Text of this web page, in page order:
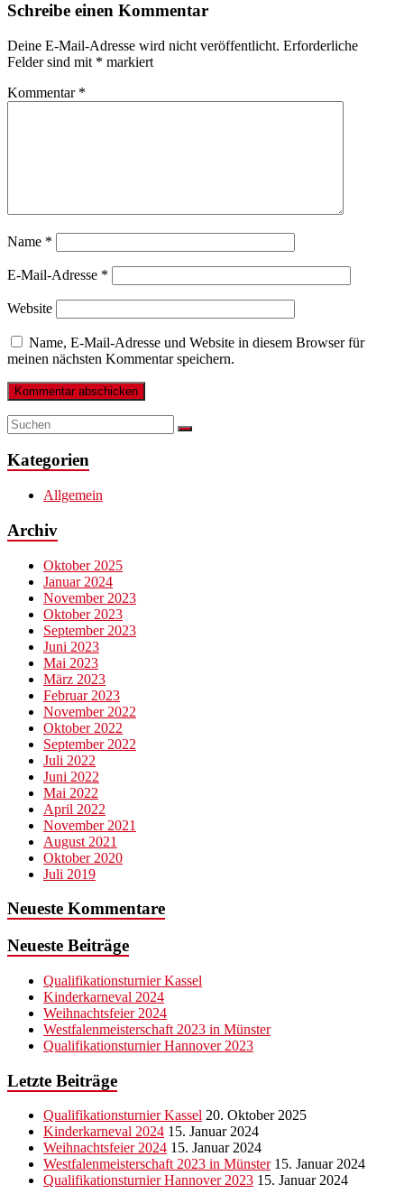
Schreibe einen Kommentar
Deine E-Mail-Adresse wird nicht veröffentlicht. Erforderliche
Felder sind mit * markiert
Kommentar *
Name *
E-Mail-Adresse *
Website
Name, E-Mail-Adresse und Website in diesem Browser für
meinen nächsten Kommentar speichern.
Kategorien
Allgemein
Archiv
Oktober 2025
Januar 2024
November 2023
Oktober 2023
September 2023
Juni 2023
Mai 2023
März 2023
Februar 2023
November 2022
Oktober 2022
September 2022
Juli 2022
Juni 2022
Mai 2022
April 2022
November 2021
August 2021
Oktober 2020
Juli 2019
Neueste Kommentare
Neueste Beiträge
Qualifikationsturnier Kassel
Kinderkarneval 2024
Weihnachtsfeier 2024
Westfalenmeisterschaft 2023 in Münster
Qualifikationsturnier Hannover 2023
Letzte Beiträge
Qualifikationsturnier Kassel 20. Oktober 2025
Kinderkarneval 2024 15. Januar 2024
Weihnachtsfeier 2024 15. Januar 2024
Westfalenmeisterschaft 2023 in Münster 15. Januar 2024
Qualifikationsturnier Hannover 2023 15. Januar 2024